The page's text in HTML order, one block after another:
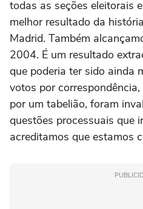
todas as seções eleitorais
melhor resultado da
Madrid. Também
2004. É um resultado
que poderia ter sido ainda
votos por
por um tabelião, foram
questões processuais que
acreditamos que estamos